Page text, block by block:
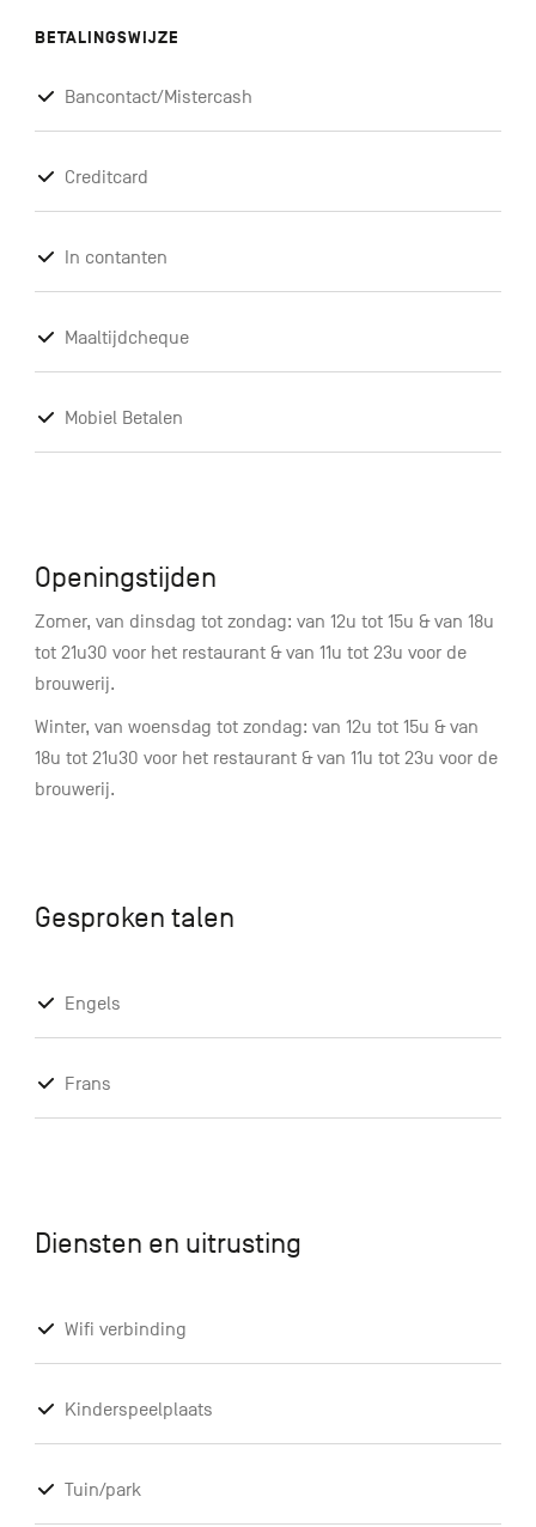
BETALINGSWIJZE
Bancontact/Mistercash
Creditcard
In contanten
Maaltijdcheque
Mobiel Betalen
Openingstijden
Zomer, van dinsdag tot zondag: van 12u tot 15u & van 18u
tot 21u30 voor het restaurant & van 11u tot 23u voor de
brouwerij.
Winter, van woensdag tot zondag: van 12u tot 15u & van
18u tot 21u30 voor het restaurant & van 11u tot 23u voor de
brouwerij.
Gesproken talen
Engels
Frans
Diensten en uitrusting
Wifi verbinding
Kinderspeelplaats
Tuin/park